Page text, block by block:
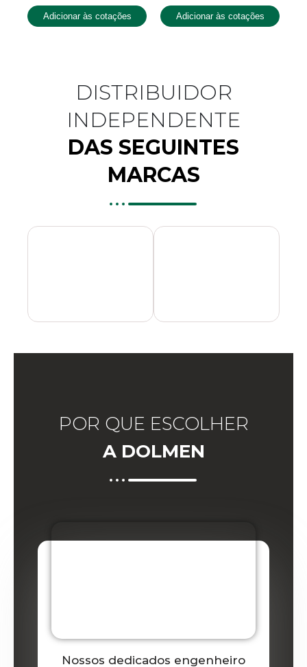
Adicionar às cotações Adicionar às cotações
DISTRIBUIDOR
INDEPENDENTE
DAS SEGUINTES
MARCAS
POR QUE ESCOLHER
A DOLMEN
Nossos dedicados engenheiro